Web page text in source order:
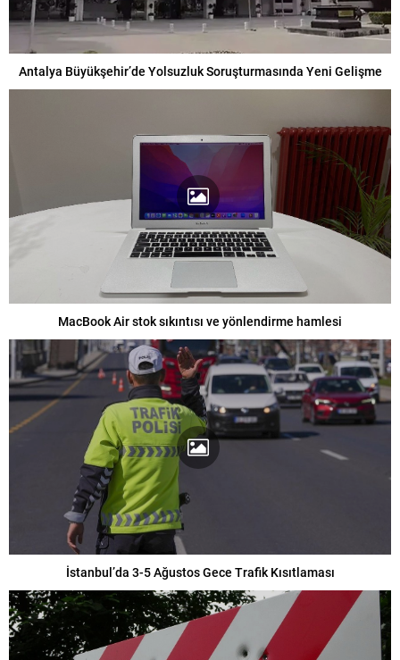
Antalya Büyükşehir’de Yolsuzluk Soruşturmasında Yeni Gelişme
MacBook Air stok sıkıntısı ve yönlendirme hamlesi
İstanbul’da 3-5 Ağustos Gece Trafik Kısıtlaması